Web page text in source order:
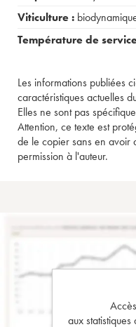
Viticulture :
Température de
Les informations publiées
caractéristiques actuelles
Elles ne sont pas
Attention, ce texte est
de le copier sans en avoir
permission à l'auteur.
aux